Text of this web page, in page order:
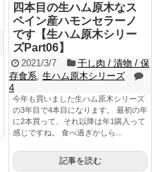
四本目の生ハム原木なス
ペイン産ハモンセラーノ
です【生ハム原木シリー
ズPart06】
2021/3/7
干し肉 / 漬物 / 保
存食系 生ハム原木シリーズ
4
今年も買いました生ハム原木シリーズ
の3年目で4本目になります。 最初の年
に2本買って、それ以降は年1購入って
感じですね。 食べ過ぎかしら...
記事を読む